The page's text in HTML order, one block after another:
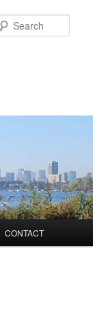
CONTACT